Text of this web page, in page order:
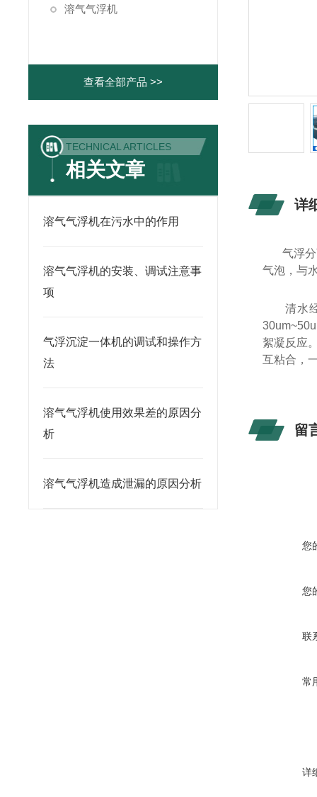
溶气气浮机
查看全部产品 >>
TECHNICAL ARTICLES
相关文章
溶气气浮机在污水中的作用
溶气气浮机的安装、调试注意事
项
气浮沉淀一体机的调试和操作方
法
溶气气浮机使用效果差的原因分
析
溶气气浮机造成泄漏的原因分析
详
气浮
气泡，与
清水
絮凝反应
互粘合，
留
您
您
联
常
详